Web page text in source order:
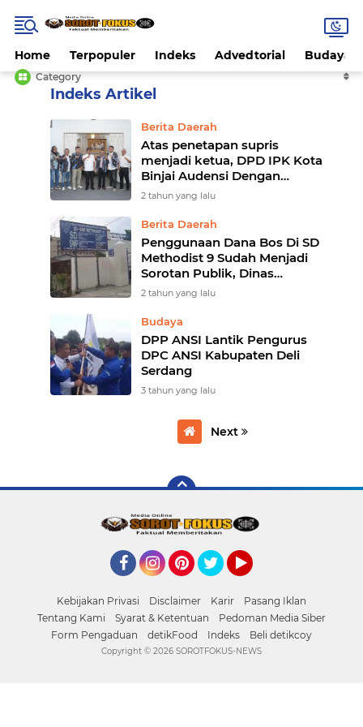
Home Terpopuler Indeks Advedtorial Budaya
Category
Berita Daerah
Atas penetapan supris
menjadi ketua, DPD IPK Kota
Binjai Audensi Dengan
Walikota
2 tahun yang lalu
Berita Daerah
Penggunaan Dana Bos Di SD
Methodist 9 Sudah Menjadi
Sorotan Publik, Dinas
Pendidikan Kota Medan
2 tahun yang lalu
Budaya
DPP ANSI Lantik Pengurus
DPC ANSI Kabupaten Deli
Serdang
3 tahun yang lalu
Next
Kebijakan Privasi Disclaimer Karir
Pasang Iklan
Tentang Kami
Syarat & Ketentuan
Pedoman Media Siber
Form Pengaduan
detikFood Indeks Beli detikcoy
Copyright © 2026 SOROTFOKUS-NEWS